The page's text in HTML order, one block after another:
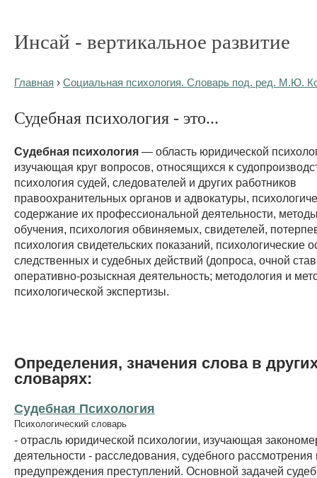
Инсай - вертикальное развитие
Главная › Социальная психология. Словарь под. ред. М.Ю.
Судебная психология - это...
Судебная психология — область юридической
изучающая круг вопросов, относящихся к
психология судей, следователей и других работников
правоохранительных органов и адвокатуры,
содержание их профессиональной деятельности,
обучения, психология обвиняемых, свидетелей,
психология свидетельских показаний, психологические
следственных и судебных действий (допроса, очной
оперативно-розыскная деятельность; методология и
психологической экспертизы.
Определения, значения слова в
словарях:
Судебная Психология
Психологический словарь
- отрасль юридической психологии, изучающая
деятельности - расследования, судебного рассмотрения
предупреждения преступлений. Основной задачей